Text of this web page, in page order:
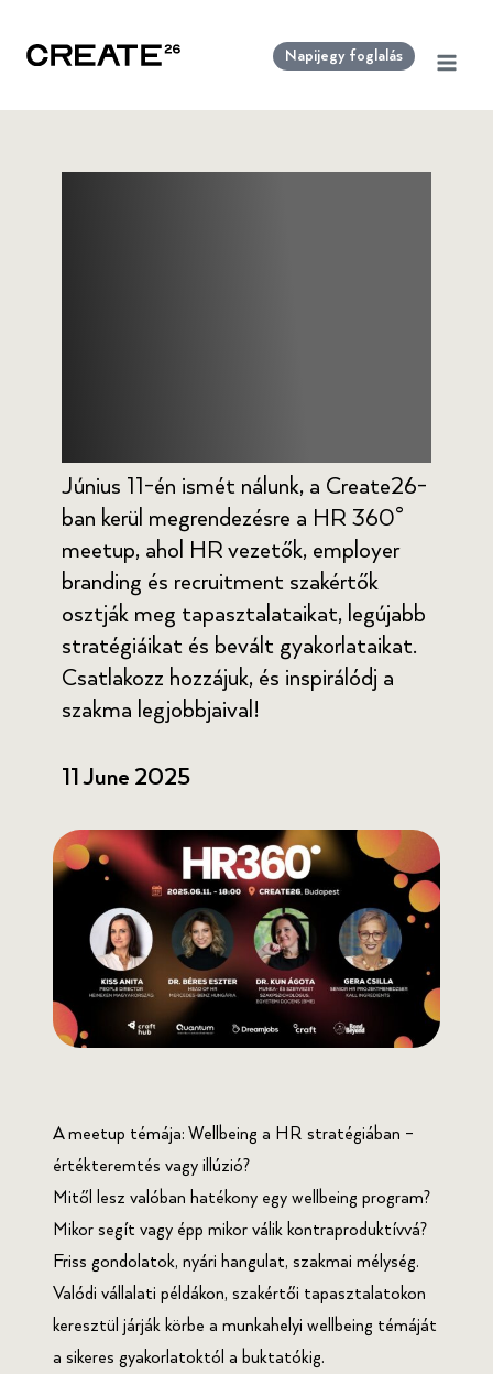
Napijegy foglalás
Június 11-én ismét nálunk, a Create26-
ban kerül megrendezésre a HR 360°
meetup, ahol HR vezetők, employer
branding és recruitment szakértők
osztják meg tapasztalataikat, legújabb
stratégiáikat és bevált gyakorlataikat.
Csatlakozz hozzájuk, és inspirálódj a
szakma legjobbjaival!
11 June 2025
A meetup témája: Wellbeing a HR stratégiában –
értékteremtés vagy illúzió?
Mitől lesz valóban hatékony egy wellbeing program?
Mikor segít vagy épp mikor válik kontraproduktívvá?
Friss gondolatok, nyári hangulat, szakmai mélység.
Valódi vállalati példákon, szakértői tapasztalatokon
keresztül járják körbe a munkahelyi wellbeing témáját
a sikeres gyakorlatoktól a buktatókig.